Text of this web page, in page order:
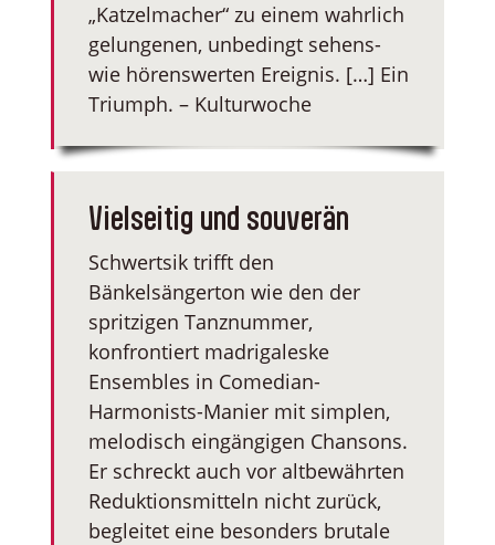
„Katzelmacher“ zu einem wahrlich
gelungenen, unbedingt sehens-
wie hörenswerten Ereignis. […] Ein
Triumph. – Kulturwoche
Vielseitig und souverän
Schwertsik trifft den
Bänkelsängerton wie den der
spritzigen Tanznummer,
konfrontiert madrigaleske
Ensembles in Comedian-
Harmonists-Manier mit simplen,
melodisch eingängigen Chansons.
Er schreckt auch vor altbewährten
Reduktionsmitteln nicht zurück,
begleitet eine besonders brutale